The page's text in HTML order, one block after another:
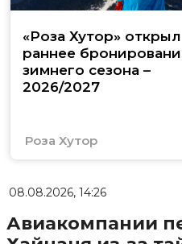
«Роза Хутор» открыл
раннее
зимнего сезона –
2026/2027
Роза Хутор
08.08.2026, 14:26
Авиакомпании